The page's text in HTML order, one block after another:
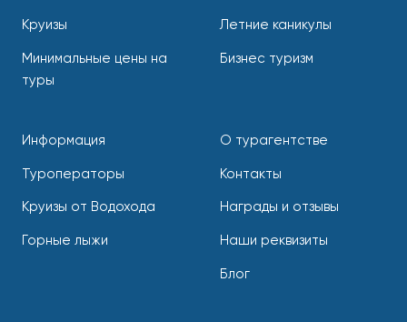
Круизы
Минимальные цены на
туры
Летние каникулы
Бизнес туризм
Информация
Туроператоры
Круизы от Водохода
Горные лыжи
О турагентстве
Контакты
Награды и отзывы
Наши реквизиты
Блог